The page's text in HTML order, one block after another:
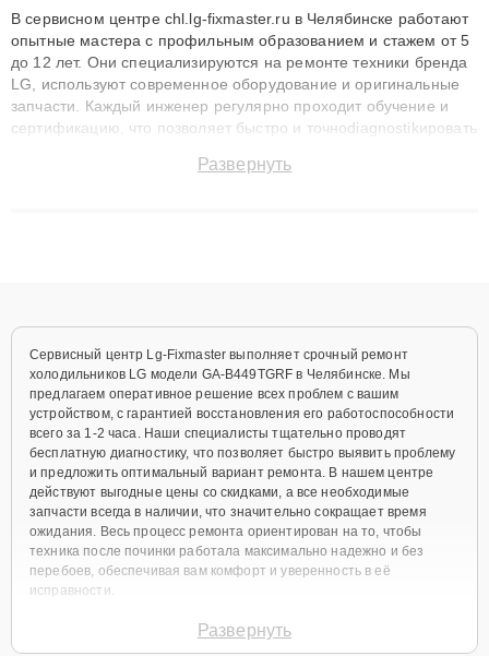
В сервисном центре chl.lg-fixmaster.ru в Челябинске работают
опытные мастера с профильным образованием и стажем от 5
до 12 лет. Они специализируются на ремонте техники бренда
LG, используют современное оборудование и оригинальные
запчасти. Каждый инженер регулярно проходит обучение и
сертификацию, что позволяет быстро и точноdiagnostikировать
до 3 лет. Наши мастера решают сложные случаи: от замены
Развернуть
Сервисный центр Lg-Fixmaster выполняет срочный ремонт
холодильников LG модели GA-B449TGRF в Челябинске. Мы
предлагаем оперативное решение всех проблем с вашим
устройством, с гарантией восстановления его работоспособности
всего за 1-2 часа. Наши специалисты тщательно проводят
бесплатную диагностику, что позволяет быстро выявить проблему
и предложить оптимальный вариант ремонта. В нашем центре
действуют выгодные цены со скидками, а все необходимые
запчасти всегда в наличии, что значительно сокращает время
ожидания. Весь процесс ремонта ориентирован на то, чтобы
техника после починки работала максимально надежно и без
перебоев, обеспечивая вам комфорт и уверенность в её
исправности.
Виды используемых
Развернуть